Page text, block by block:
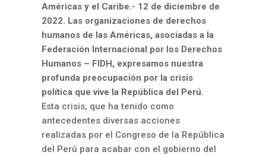
Américas y el Caribe.- 12 de diciembre de
2022. Las organizaciones de derechos
humanos de las Américas, asociadas a la
Federación Internacional por los Derechos
Humanos – FIDH, expresamos nuestra
profunda preocupación por la crisis
política que vive la República del Perú.
Esta crisis, que ha tenido como
antecedentes diversas acciones
realizadas por el Congreso de la República
del Perú para acabar con el gobierno del